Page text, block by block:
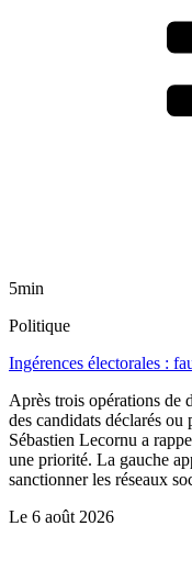
5min
Politique
Ingérences électorales :
Après trois opérations de
des candidats déclarés ou
Sébastien Lecornu a
une priorité. La gauche
sanctionner les réseaux
Le 6 août 2026